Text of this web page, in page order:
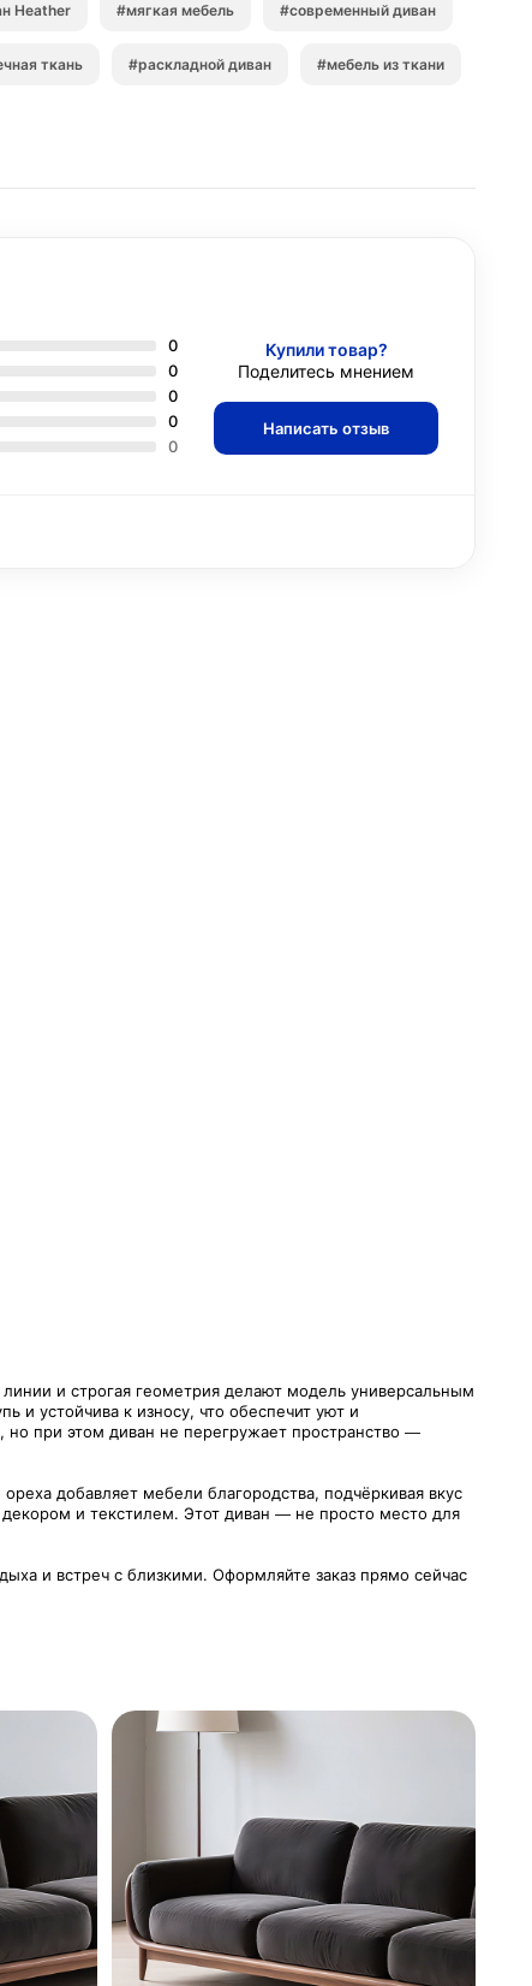
Heather #мягкая мебель #современный диван
ткань #раскладной диван #мебель из ткани
0
0
0
0
0
Купили товар?
Поделитесь мнением
Написать отзыв
и строгая геометрия делают модель универсальным
и устойчива к износу, что обеспечит уют и
но при этом диван не перегружает пространство —
добавляет мебели благородства, подчёркивая вкус
и текстилем. Этот диван — не просто место для
и встреч с близкими. Оформляйте заказ прямо сейчас